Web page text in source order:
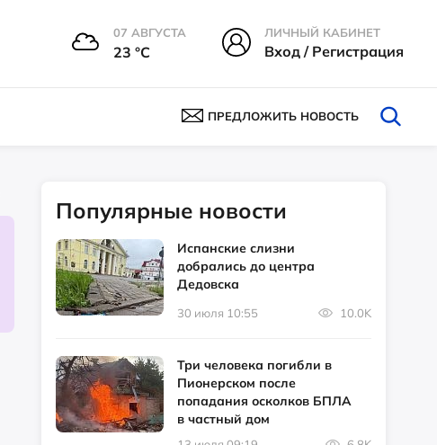
07 АВГУСТА
23 °С
ЛИЧНЫЙ КАБИНЕТ
Вход / Регистрация
ПРЕДЛОЖИТЬ НОВОСТЬ
Популярные новости
Испанские слизни
добрались до центра
Дедовска
30 июля 10:55 10.0K
Три человека погибли в
Пионерском после
попадания осколков БПЛА
в частный дом